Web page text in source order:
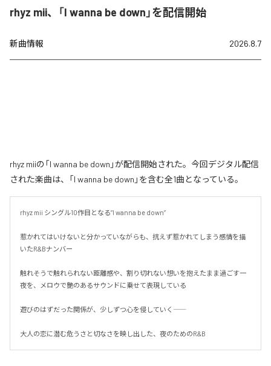
rhyz mii、「I wanna be down」を配信開始
新曲情報 2026.8.7
rhyz miiの「I wanna be down」が配信開始された。今回デジタル配信
された楽曲は、「I wanna be down」を含む全1曲となっている。
rhyz mii シングル10作目となる”I wanna be down”
惹かれてはいけないと分かっていながらも、抗えず惹かれてしまう感情を描
いたR&Bナンバー
触れそうで触れられない距離感や、割り切れない想いを抱えたまま過ごす一
夜を、メロウで艶のあるサウンドに乗せて表現している
遊びのはずだった関係が、少しずつ心を侵していく――
大人の恋に潜む危うさと切なさを映し出した、夜のためのR&B